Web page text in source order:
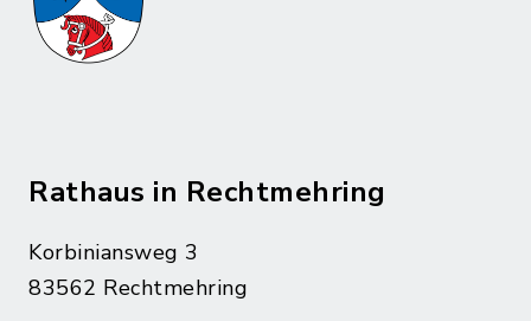
Rathaus in Rechtmehring
Korbiniansweg 3
83562 Rechtmehring